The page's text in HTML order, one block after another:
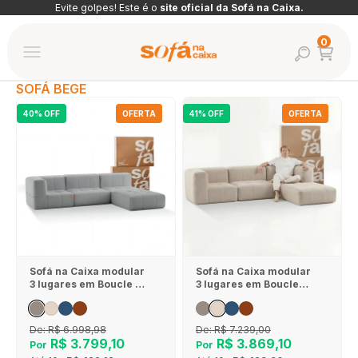
Pular para o conteúdoEvite golpes! Este é o site oficial da Sofá na Caixa.
Abrir menu de navegação
Sofá na Caixa
Abrir
Abrir
0
SOFÁ BEGE
40% OFF OFERTA
Sofá na Caixa modular
3 lugares em Boucle - 1
Braço com Chaise -
Cinza
De:R$ 6.998,98
Por R$ 3.799,10
41% OFF OFERTA
Sofá na Caixa modular
3 lugares em Boucle
com Apoio de pé -
Linho
De:R$ 7.239,00
Por R$ 3.869,10